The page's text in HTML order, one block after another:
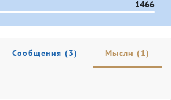
1466
Сообщения (3) Мысли (1)